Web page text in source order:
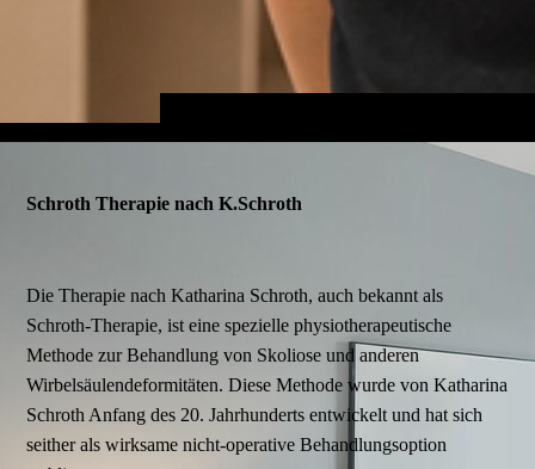
Schroth Therapie nach K.Schroth
Die Therapie nach Katharina Schroth, auch bekannt als
Schroth-Therapie, ist eine spezielle physiotherapeutische
Methode zur Behandlung von Skoliose und anderen
Wirbelsäulendeformitäten. Diese Methode wurde von Katharina
Schroth Anfang des 20. Jahrhunderts entwickelt und hat sich
seither als wirksame nicht-operative Behandlungsoption